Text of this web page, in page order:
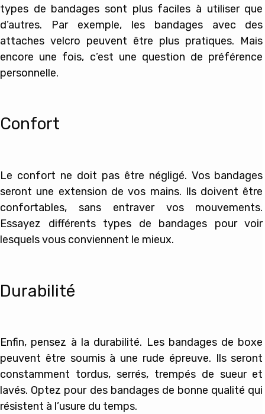
types de bandages sont plus faciles à utiliser que
d’autres. Par exemple, les bandages avec des
attaches velcro peuvent être plus pratiques. Mais
encore une fois, c’est une question de préférence
personnelle.
Confort
Le confort ne doit pas être négligé. Vos bandages
seront une extension de vos mains. Ils doivent être
confortables, sans entraver vos mouvements.
Essayez différents types de bandages pour voir
lesquels vous conviennent le mieux.
Durabilité
Enfin, pensez à la durabilité. Les bandages de boxe
peuvent être soumis à une rude épreuve. Ils seront
constamment tordus, serrés, trempés de sueur et
lavés. Optez pour des bandages de bonne qualité qui
résistent à l’usure du temps.